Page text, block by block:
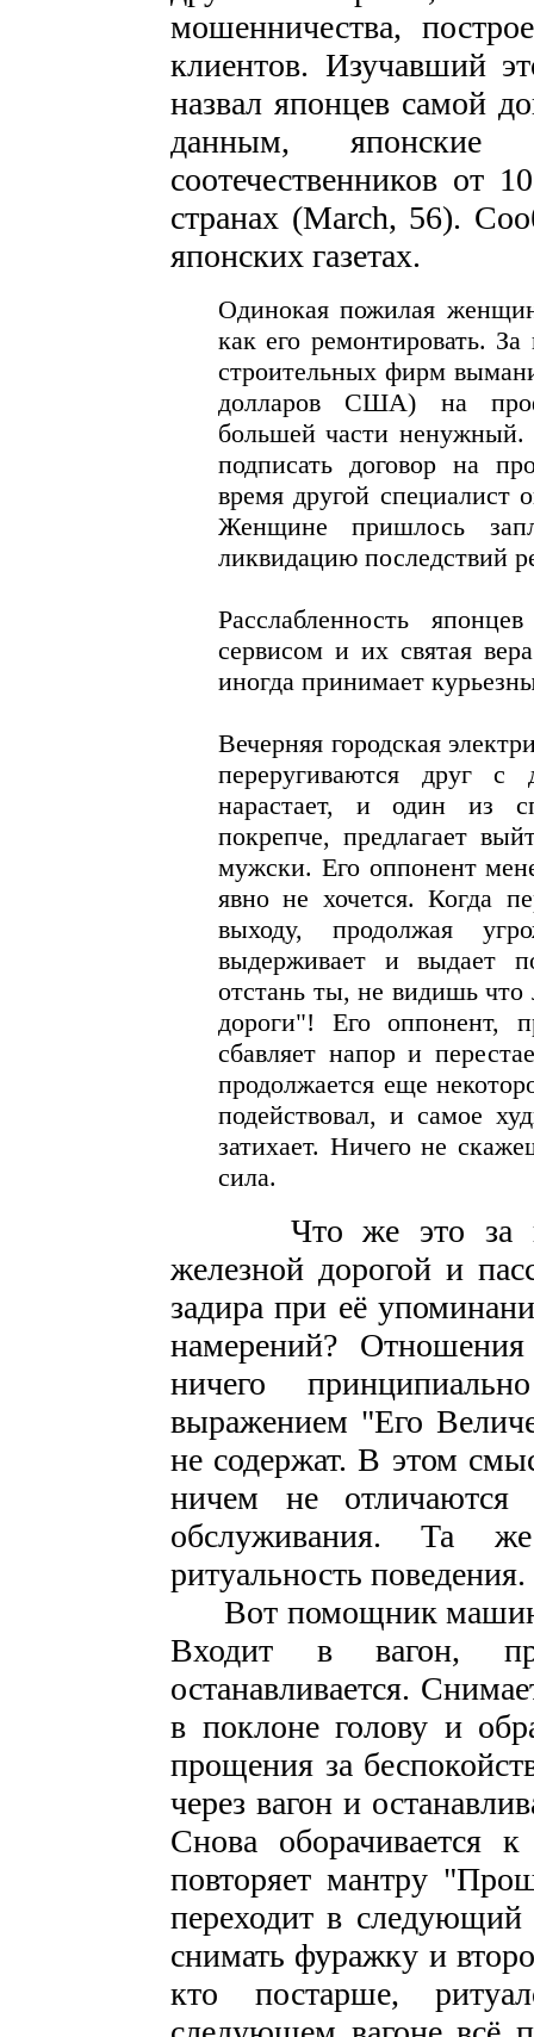
мошенничества,
клиентов. Изучавший
назвал японцев самой
данным, японские
соотечественников от
странах (March, 56).
японских газетах.
Одинокая пожилая
как его ремонтировать.
строительных фирм
долларов США) на
большей части ненужный.
подписать договор на
время другой специалист
Женщине пришлось
ликвидацию последствий
Расслабленность
сервисом и их святая
иногда принимает
Вечерняя городская
переругиваются друг с
нарастает, и один из
покрепче, предлагает
мужски. Его оппонент
явно не хочется. Когда
выходу, продолжая
выдерживает и выдает
отстань ты, не видишь
дороги"! Его оппонент,
сбавляет напор и
продолжается еще
подействовал, и самое
затихает. Ничего не
сила.
Что же это за
железной дорогой и
задира при её
намерений?
ничего
выражением "Его
не содержат. В этом
ничем не отличаются
обслуживания. Та
ритуальность поведения.
Вот помощник
Входит в вагон,
останавливается.
в поклоне голову и
прощения за
через вагон и
Снова оборачивается
повторяет мантру
переходит в
снимать фуражку и
кто постарше,